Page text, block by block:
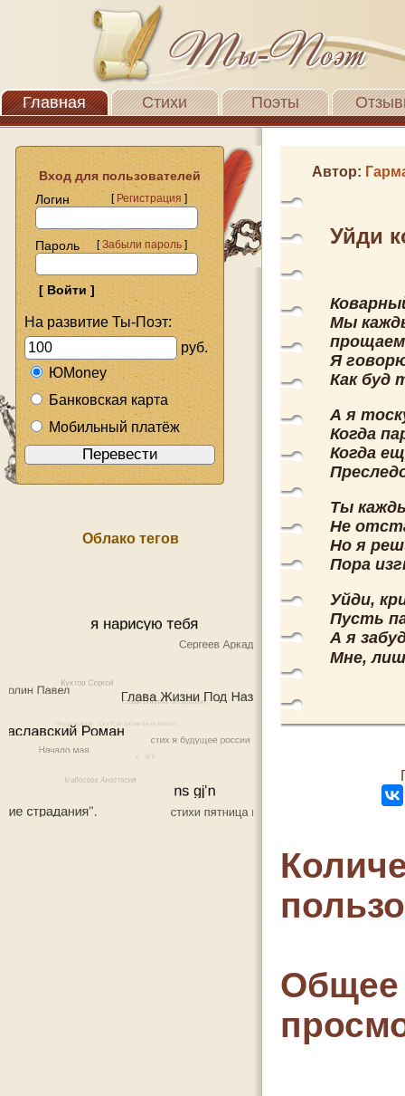
Главная Стихи Поэты
Вход для пользователей
Логин
[Регистрация]
Пароль [Забыли пароль]
На развитие Ты-Поэт:
руб.
ЮMoney
Банковская карта
Мобильный платёж
Облако тегов
Автор:
Уйди
Мы
Я
Как буд
А я
Когда
Когда
Ты
Не
Но я
Пора
Уйди,
Пусть
А я
Мне,
Общее